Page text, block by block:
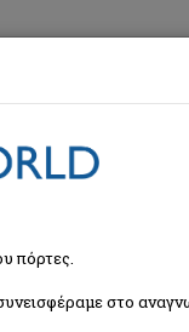
πόρτες.
στο